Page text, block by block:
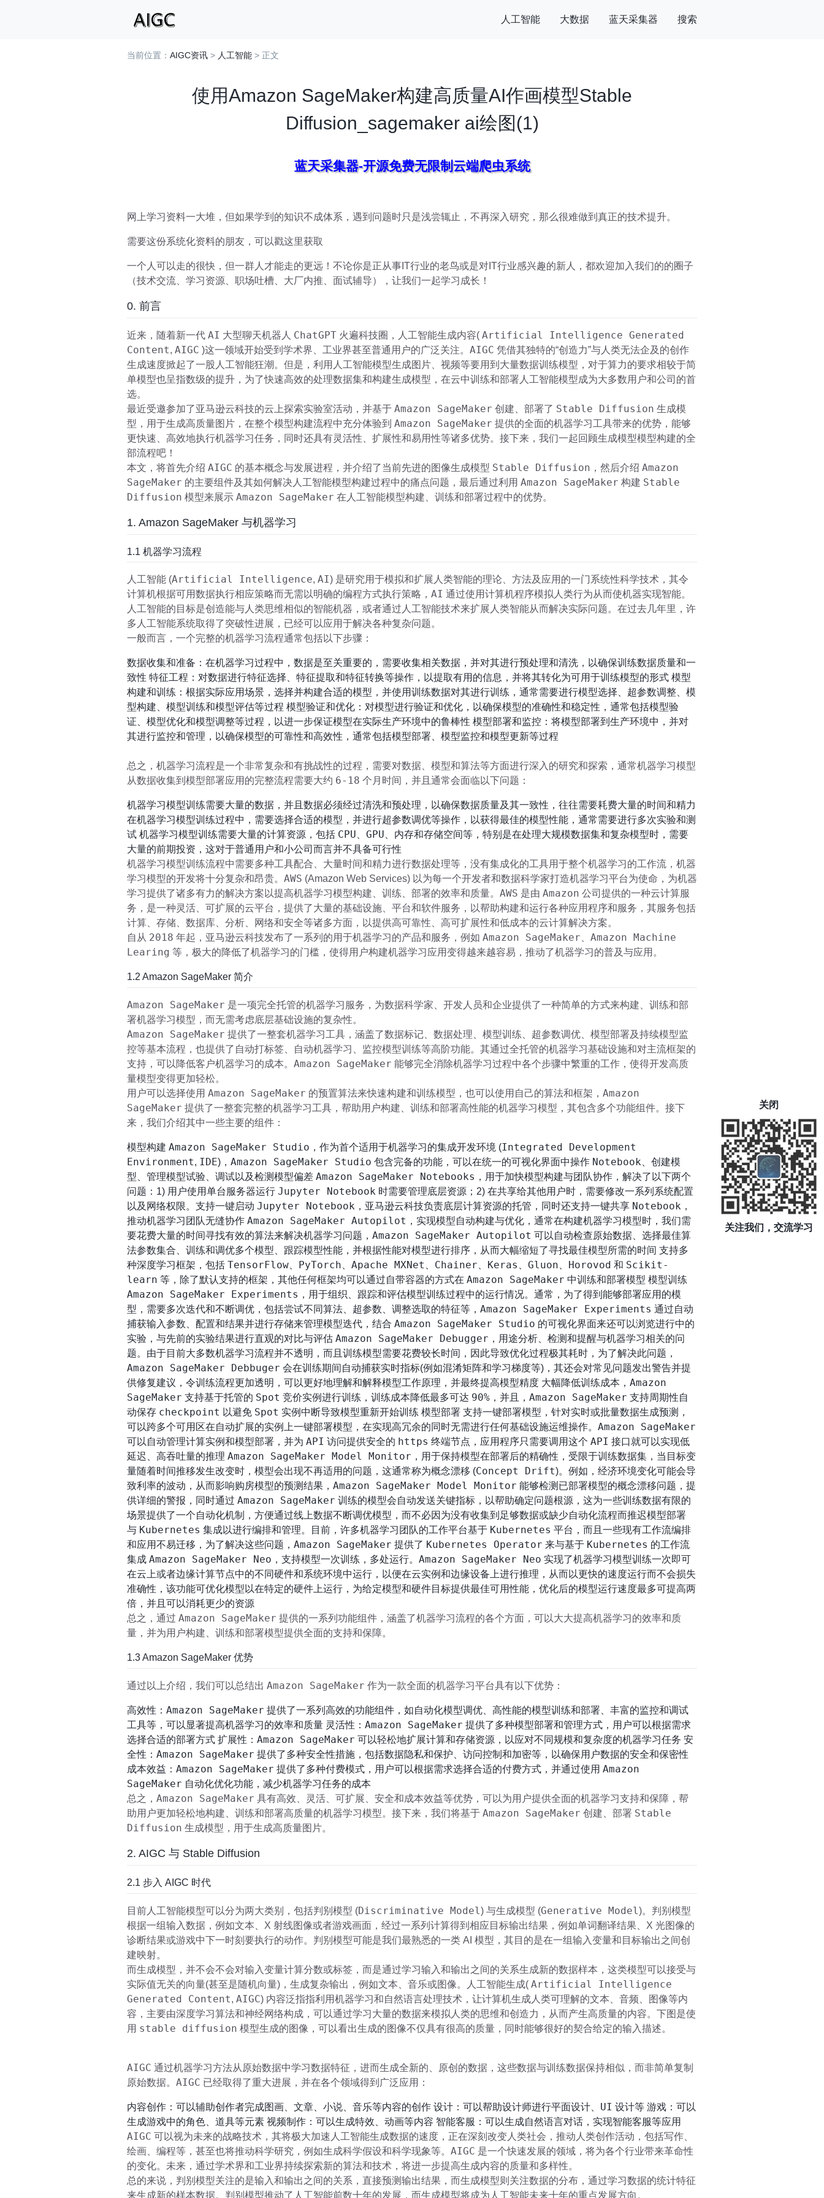
人工智能 大数据 蓝天采集器 搜索
当前位置： AIGC资讯 > 人工智能 > 正文
使用Amazon SageMaker构建高质量AI作画模型Stable
Diffusion_sagemaker ai绘图(1)
蓝天采集器-开源免费无限制云端爬虫系统
网上学习资料一大堆，但如果学到的知识不成体系，遇到问题时只是浅尝辄止，不再深入研究，那么很难做到真正的技术提升。
需要这份系统化资料的朋友，可以戳这里获取
一个人可以走的很快，但一群人才能走的更远！不论你是正从事IT行业的老鸟或是对IT行业感兴趣的新人，都欢迎加入我们的的圈子
（技术交流、学习资源、职场吐槽、大厂内推、面试辅导），让我们一起学习成长！
0. 前言
近来，随着新一代 AI 大型聊天机器人 ChatGPT 火遍科技圈，人工智能生成内容( Artificial Intelligence Generated
Content, AIGC )这一领域开始受到学术界、工业界甚至普通用户的广泛关注。 AIGC 凭借其独特的“创造力”与人类无法企及的创作
生成速度掀起了一股人工智能狂潮。但是，利用人工智能模型生成图片、视频等要用到大量数据训练模型，对于算力的要求相较于简
单模型也呈指数级的提升，为了快速高效的处理数据集和构建生成模型，在云中训练和部署人工智能模型成为大多数用户和公司的首
选。
最近受邀参加了亚马逊云科技的云上探索实验室活动，并基于 Amazon SageMaker 创建、部署了 Stable Diffusion 生成模
型，用于生成高质量图片，在整个模型构建流程中充分体验到 Amazon SageMaker 提供的全面的机器学习工具带来的优势，能够
更快速、高效地执行机器学习任务，同时还具有灵活性、扩展性和易用性等诸多优势。接下来，我们一起回顾生成模型模型构建的全
部流程吧！
本文，将首先介绍 AIGC 的基本概念与发展进程，并介绍了当前先进的图像生成模型 Stable Diffusion ，然后介绍 Amazon
SageMaker 的主要组件及其如何解决人工智能模型构建过程中的痛点问题，最后通过利用 Amazon SageMaker 构建 Stable
Diffusion 模型来展示 Amazon SageMaker 在人工智能模型构建、训练和部署过程中的优势。
1. Amazon SageMaker 与机器学习
1.1 机器学习流程
人工智能 (Artificial Intelligence, AI) 是研究用于模拟和扩展人类智能的理论、方法及应用的一门系统性科学技术，其令
计算机根据可用数据执行相应策略而无需以明确的编程方式执行策略， AI 通过使用计算机程序模拟人类行为从而使机器实现智能。
人工智能的目标是创造能与人类思维相似的智能机器，或者通过人工智能技术来扩展人类智能从而解决实际问题。在过去几年里，许
多人工智能系统取得了突破性进展，已经可以应用于解决各种复杂问题。
一般而言，一个完整的机器学习流程通常包括以下步骤：
数据收集和准备：在机器学习过程中，数据是至关重要的，需要收集相关数据，并对其进行预处理和清洗，以确保训练数据质量和一
致性 特征工程：对数据进行特征选择、特征提取和特征转换等操作，以提取有用的信息，并将其转化为可用于训练模型的形式 模型
构建和训练：根据实际应用场景，选择并构建合适的模型，并使用训练数据对其进行训练，通常需要进行模型选择、超参数调整、模
型构建、模型训练和模型评估等过程 模型验证和优化：对模型进行验证和优化，以确保模型的准确性和稳定性，通常包括模型验
证、模型优化和模型调整等过程，以进一步保证模型在实际生产环境中的鲁棒性 模型部署和监控：将模型部署到生产环境中，并对
其进行监控和管理，以确保模型的可靠性和高效性，通常包括模型部署、模型监控和模型更新等过程
总之，机器学习流程是一个非常复杂和有挑战性的过程，需要对数据、模型和算法等方面进行深入的研究和探索，通常机器学习模型
从数据收集到模型部署应用的完整流程需要大约 6-18 个月时间，并且通常会面临以下问题：
机器学习模型训练需要大量的数据，并且数据必须经过清洗和预处理，以确保数据质量及其一致性，往往需要耗费大量的时间和精力
在机器学习模型训练过程中，需要选择合适的模型，并进行超参数调优等操作，以获得最佳的模型性能，通常需要进行多次实验和测
试 机器学习模型训练需要大量的计算资源，包括 CPU GPU 、内存和存储空间等，特别是在处理大规模数据集和复杂模型时，需要
大量的前期投资，这对于普通用户和小公司而言并不具备可行性
机器学习模型训练流程中需要多种工具配合、大量时间和精力进行数据处理等，没有集成化的工具用于整个机器学习的工作流，机器
学习模型的开发将十分复杂和昂贵。 AWS (Amazon Web Services) 以为每一个开发者和数据科学家打造机器学习平台为使命，为机器
学习提供了诸多有力的解决方案以提高机器学习模型构建、训练、部署的效率和质量。 AWS 是由 Amazon 公司提供的一种云计算服
务，是一种灵活、可扩展的云平台，提供了大量的基础设施、平台和软件服务，以帮助构建和运行各种应用程序和服务，其服务包括
计算、存储、数据库、分析、网络和安全等诸多方面，以提供高可靠性、高可扩展性和低成本的云计算解决方案。
自从 2018 年起，亚马逊云科技发布了一系列的用于机器学习的产品和服务，例如 Amazon SageMaker
Amazon Machine
Learing 等，极大的降低了机器学习的门槛，使得用户构建机器学习应用变得越来越容易，推动了机器学习的普及与应用。
1.2 Amazon SageMaker 简介
Amazon SageMaker 是一项完全托管的机器学习服务，为数据科学家、开发人员和企业提供了一种简单的方式来构建、训练和部
署机器学习模型，而无需考虑底层基础设施的复杂性。
Amazon SageMaker 提供了一整套机器学习工具，涵盖了数据标记、数据处理、模型训练、超参数调优、模型部署及持续模型监
控等基本流程，也提供了自动打标签、自动机器学习、监控模型训练等高阶功能。其通过全托管的机器学习基础设施和对主流框架的
支持，可以降低客户机器学习的成本。 Amazon SageMaker 能够完全消除机器学习过程中各个步骤中繁重的工作，使得开发高质
量模型变得更加轻松。
用户可以选择使用 Amazon SageMaker 的预置算法来快速构建和训练模型，也可以使用自己的算法和框架， Amazon
SageMaker 提供了一整套完整的机器学习工具，帮助用户构建、训练和部署高性能的机器学习模型，其包含多个功能组件。接下
来，我们介绍其中一些主要的组件：
模型构建 Amazon SageMaker Studio ，作为首个适用于机器学习的集成开发环境 (Integrated Development
Environment, IDE)， Amazon SageMaker Studio 包含完备的功能，可以在统一的可视化界面中操作 Notebook 、创建模
型、管理模型试验、调试以及检测模型偏差 Amazon SageMaker Notebooks ，用于加快模型构建与团队协作，解决了以下两个
问题：1) 用户使用单台服务器运行 Jupyter Notebook 时需要管理底层资源；2) 在共享给其他用户时，需要修改一系列系统配置
以及网络权限。支持一键启动 Jupyter Notebook ，亚马逊云科技负责底层计算资源的托管，同时还支持一键共享 Notebook ，
推动机器学习团队无缝协作 Amazon SageMaker Autopilot ，实现模型自动构建与优化，通常在构建机器学习模型时，我们需
要花费大量的时间寻找有效的算法来解决机器学习问题， Amazon SageMaker Autopilot 可以自动检查原始数据、选择最佳算
法参数集合、训练和调优多个模型、跟踪模型性能，并根据性能对模型进行排序，从而大幅缩短了寻找最佳模型所需的时间 支持多
种深度学习框架，包括 TensorFlow PyTorch Apache MXNet Chainer Keras Gluon Horovod 和 Scikit-
learn 等，除了默认支持的框架，其他任何框架均可以通过自带容器的方式在 Amazon SageMaker 中训练和部署模型 模型训练
Amazon SageMaker Experiments ，用于组织、跟踪和评估模型训练过程中的运行情况。通常，为了得到能够部署应用的模
型，需要多次迭代和不断调优，包括尝试不同算法、超参数、调整选取的特征等， Amazon SageMaker Experiments 通过自动
捕获输入参数、配置和结果并进行存储来管理模型迭代，结合 Amazon SageMaker Studio 的可视化界面来还可以浏览进行中的
实验，与先前的实验结果进行直观的对比与评估 Amazon SageMaker Debugger ，用途分析、检测和提醒与机器学习相关的问
题。由于目前大多数机器学习流程并不透明，而且训练模型需要花费较长时间，因此导致优化过程极其耗时，为了解决此问题，
Amazon SageMaker Debbuger 会在训练期间自动捕获实时指标(例如混淆矩阵和学习梯度等)，其还会对常见问题发出警告并提
供修复建议，令训练流程更加透明，可以更好地理解和解释模型工作原理，并最终提高模型精度 大幅降低训练成本， Amazon
SageMaker 支持基于托管的 Spot 竞价实例进行训练，训练成本降低最多可达 90% ，并且， Amazon SageMaker 支持周期性自
动保存 checkpoint 以避免 Spot 实例中断导致模型重新开始训练 模型部署 支持一键部署模型，针对实时或批量数据生成预测，
可以跨多个可用区在自动扩展的实例上一键部署模型，在实现高冗余的同时无需进行任何基础设施运维操作。 Amazon SageMaker
可以自动管理计算实例和模型部署，并为 API 访问提供安全的 https 终端节点，应用程序只需要调用这个 API 接口就可以实现低
延迟、高吞吐量的推理 Amazon SageMaker Model Monitor ，用于保持模型在部署后的精确性，受限于训练数据集，当目标变
量随着时间推移发生改变时，模型会出现不再适用的问题，这通常称为概念漂移 (Concept Drift)。例如，经济环境变化可能会导
致利率的波动，从而影响购房模型的预测结果， Amazon SageMaker Model Monitor 能够检测已部署模型的概念漂移问题，提
供详细的警报，同时通过 Amazon SageMaker 训练的模型会自动发送关键指标，以帮助确定问题根源，这为一些训练数据有限的
场景提供了一个自动化机制，方便通过线上数据不断调优模型，而不必因为没有收集到足够数据或缺少自动化流程而推迟模型部署
与 Kubernetes 集成以进行编排和管理。目前，许多机器学习团队的工作平台基于 Kubernetes 平台，而且一些现有工作流编排
和应用不易迁移，为了解决这些问题， Amazon SageMaker 提供了 Kubernetes Operator 来与基于 Kubernetes 的工作流
集成 Amazon SageMaker Neo ，支持模型一次训练，多处运行。 Amazon SageMaker Neo 实现了机器学习模型训练一次即可
在云上或者边缘计算节点中的不同硬件和系统环境中运行，以便在云实例和边缘设备上进行推理，从而以更快的速度运行而不会损失
准确性，该功能可优化模型以在特定的硬件上运行，为给定模型和硬件目标提供最佳可用性能，优化后的模型运行速度最多可提高两
倍，并且可以消耗更少的资源
总之，通过 Amazon SageMaker 提供的一系列功能组件，涵盖了机器学习流程的各个方面，可以大大提高机器学习的效率和质
量，并为用户构建、训练和部署模型提供全面的支持和保障。
1.3 Amazon SageMaker 优势
通过以上介绍，我们可以总结出 Amazon SageMaker 作为一款全面的机器学习平台具有以下优势：
高效性： Amazon SageMaker 提供了一系列高效的功能组件，如自动化模型调优、高性能的模型训练和部署、丰富的监控和调试
工具等，可以显著提高机器学习的效率和质量 灵活性： Amazon SageMaker 提供了多种模型部署和管理方式，用户可以根据需求
选择合适的部署方式 扩展性： Amazon SageMaker 可以轻松地扩展计算和存储资源，以应对不同规模和复杂度的机器学习任务 安
全性： Amazon SageMaker 提供了多种安全性措施，包括数据隐私和保护、访问控制和加密等，以确保用户数据的安全和保密性
成本效益： Amazon SageMaker 提供了多种付费模式，用户可以根据需求选择合适的付费方式，并通过使用 Amazon
SageMaker 自动化优化功能，减少机器学习任务的成本
总之， Amazon SageMaker 具有高效、灵活、可扩展、安全和成本效益等优势，可以为用户提供全面的机器学习支持和保障，帮
助用户更加轻松地构建、训练和部署高质量的机器学习模型。接下来，我们将基于 Amazon SageMaker 创建、部署 Stable
Diffusion 生成模型，用于生成高质量图片。
2. AIGC 与 Stable Diffusion
2.1 步入 AIGC 时代
目前人工智能模型可以分为两大类别，包括判别模型 (Discriminative Model ) 与生成模型 (Generative Model )。判别模型
根据一组输入数据，例如文本、X 射线图像或者游戏画面，经过一系列计算得到相应目标输出结果，例如单词翻译结果、X 光图像的
诊断结果或游戏中下一时刻要执行的动作。判别模型可能是我们最熟悉的一类 AI 模型，其目的是在一组输入变量和目标输出之间创
建映射。
而生成模型，并不会不会对输入变量计算分数或标签，而是通过学习输入和输出之间的关系生成新的数据样本，这类模型可以接受与
实际值无关的向量(甚至是随机向量)，生成复杂输出，例如文本、音乐或图像。人工智能生成( Artificial Intelligence
Generated Content, AIGC) 内容泛指指利用机器学习和自然语言处理技术，让计算机生成人类可理解的文本、音频、图像等内
容，主要由深度学习算法和神经网络构成，可以通过学习大量的数据来模拟人类的思维和创造力，从而产生高质量的内容。下图是使
用 stable diffusion 模型生成的图像，可以看出生成的图像不仅具有很高的质量，同时能够很好的契合给定的输入描述。
AIGC 通过机器学习方法从原始数据中学习数据特征，进而生成全新的、原创的数据，这些数据与训练数据保持相似，而非简单复制
原始数据。 AIGC 已经取得了重大进展，并在各个领域得到广泛应用：
内容创作：可以辅助创作者完成图画、文章、小说、音乐等内容的创作 设计：可以帮助设计师进行平面设计、 UI 设计等 游戏：可以
生成游戏中的角色、道具等元素 视频制作：可以生成特效、动画等内容 智能客服：可以生成自然语言对话，实现智能客服等应用
AIGC 可以视为未来的战略技术，其将极大加速人工智能生成数据的速度，正在深刻改变人类社会，推动人类创作活动，包括写作、
绘画、编程等，甚至也将推动科学研究，例如生成科学假设和科学现象等。 AIGC 是一个快速发展的领域，将为各个行业带来革命性
的变化。未来，通过学术界和工业界持续探索新的算法和技术，将进一步提高生成内容的质量和多样性。
总的来说，判别模型关注的是输入和输出之间的关系，直接预测输出结果，而生成模型则关注数据的分布，通过学习数据的统计特征
来生成新的样本数据。判别模型推动了人工智能前数十年的发展，而生成模型将成为人工智能未来十年的重点发展方向。
关闭
关注我们，交流学习